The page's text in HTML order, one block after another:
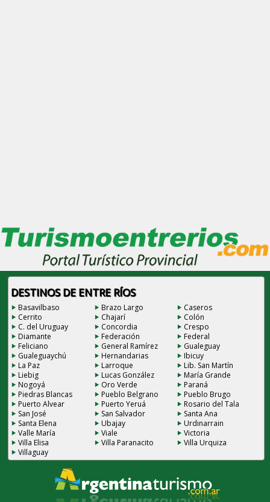
DESTINOS DE ENTRE RÍOS
Basavilbaso Brazo Largo
Caseros
Cerrito
Chajarí
Colón
C. del Uruguay
Concordia
Crespo
Diamante
Federación
Federal
Feliciano
General Ramírez
Gualeguay
Gualeguaychú
Hernandarias
Ibicuy
La Paz
Larroque
Lib. San Martín
Liebig
Lucas González
María Grande
Nogoyá
Oro Verde
Paraná
Piedras Blancas
Pueblo Belgrano
Pueblo Brugo
Puerto Alvear
Puerto Yeruá
Rosario del Tala
San José
San Salvador
Santa Ana
Santa Elena
Ubajay
Urdinarrain
Valle María
Viale
Victoria
Villa Elisa
Villa Paranacito
Villa Urquiza
Villaguay